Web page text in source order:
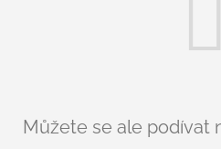
Můžete se ale podívat